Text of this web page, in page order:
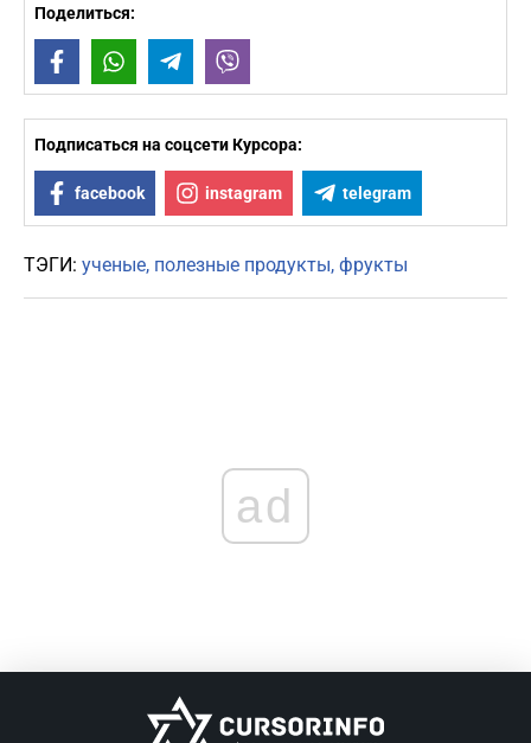
Поделиться:
FacebookWhatsAppTelegram
Подписаться на соцсети Курсора:
facebook instagram telegram
ТЭГИ: ученые полезные продукты фрукты
ad